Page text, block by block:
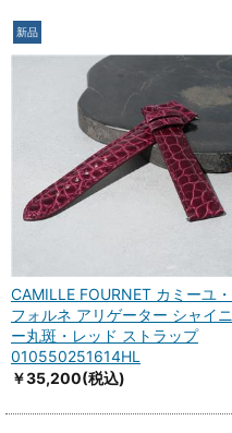
新品
CAMILLE FOURNET カミーユ・
フォルネ アリゲーター シャイニ
ー丸斑・レッド ストラップ
010550251614HL
￥35,200(税込)